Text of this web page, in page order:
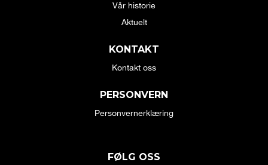
Vår historie
Aktuelt
KONTAKT
Kontakt oss
PERSONVERN
Personvernerklæring
FØLG OSS